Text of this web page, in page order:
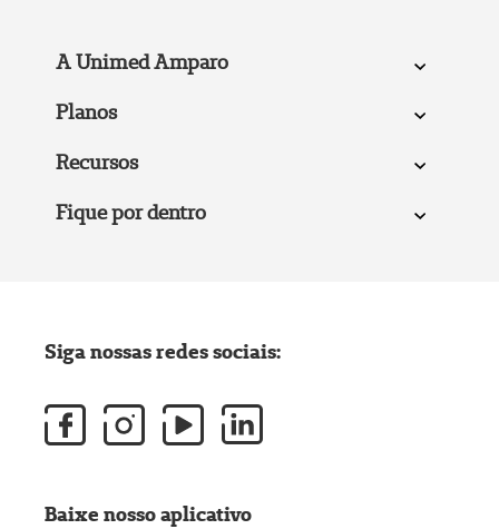
A Unimed Amparo
Planos
Recursos
Fique por dentro
Siga nossas redes sociais:
Baixe nosso aplicativo